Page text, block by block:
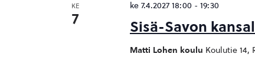
KE
7 Sisä-Savon
ke 7.4.2027 18:00- 19:30
Matti Lohen koulu Koulutie 14,